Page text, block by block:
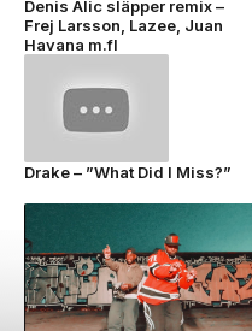
Denis Alic släpper remix –
Frej Larsson, Lazee, Juan
Havana m.fl
Drake – ”What Did I Miss?”